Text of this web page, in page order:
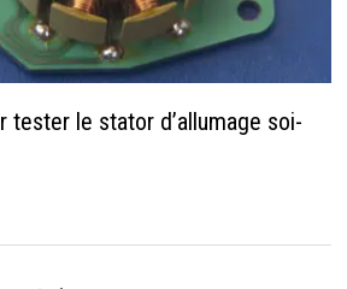
tester le stator d’allumage soi-